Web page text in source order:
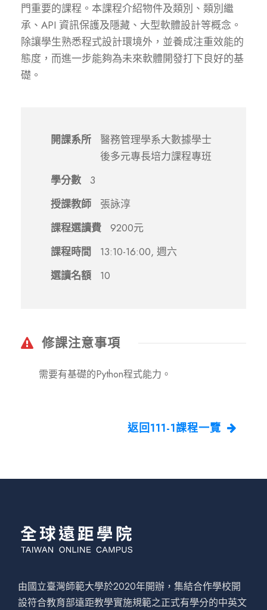
門重要的課程。本課程介紹物件及類別、類別繼
承、API 資訊保護及隱藏、大型軟體設計等概念。
除讓學生熟悉程式設計環境外，並養成注重效能的
態度，而進一步能夠為未來軟體開發打下良好的基
礎。
開課系所
醫務管理學系大數據學士
後多元專長培力課程專班
學分數
3
授課教師
張詠淳
課程選讀費
9200元
課程時間
13:10-16:00, 週六
選讀名額
10
修課注意事項
需要有基礎的Python程式能力。
返回111-1課程一覽
由國立臺灣師範大學於2020年開辦，集結合作學校開
設符合教育部遠距教學實施規範之正式有學分的中英文